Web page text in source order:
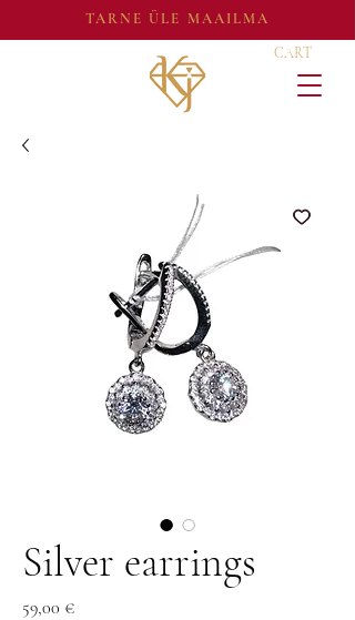
TARNE ÜLE MAAILMA
CART
Silver earrings
59,00 €Price